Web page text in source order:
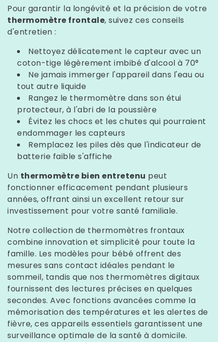
Pour garantir la longévité et la précision de votre
thermomètre frontale, suivez ces conseils
d'entretien :
Nettoyez délicatement le capteur avec un
coton-tige légèrement imbibé d'alcool à 70°
Ne jamais immerger l'appareil dans l'eau ou
tout autre liquide
Rangez le thermomètre dans son étui
protecteur, à l'abri de la poussière
Évitez les chocs et les chutes qui pourraient
endommager les capteurs
Remplacez les piles dès que l'indicateur de
batterie faible s'affiche
Un thermomètre bien entretenu peut
fonctionner efficacement pendant plusieurs
années, offrant ainsi un excellent retour sur
investissement pour votre santé familiale.
Notre collection de thermomètres frontaux
combine innovation et simplicité pour toute la
famille. Les modèles pour bébé offrent des
mesures sans contact idéales pendant le
sommeil, tandis que nos thermomètres digitaux
fournissent des lectures précises en quelques
secondes. Avec fonctions avancées comme la
mémorisation des températures et les alertes de
fièvre, ces appareils essentiels garantissent une
surveillance optimale de la santé à domicile.